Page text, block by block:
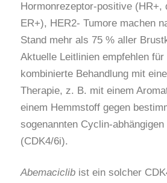
Hormonrezeptor-positive (HR+,
ER+), HER2- Tumore machen
Stand mehr als 75 % aller
Aktuelle Leitlinien empfehlen
kombinierte Behandlung mit
Therapie, z. B. mit einem
einem Hemmstoff gegen
sogenannten Cyclin-
(CDK4/6i).
Abemaciclib ist ein solcher